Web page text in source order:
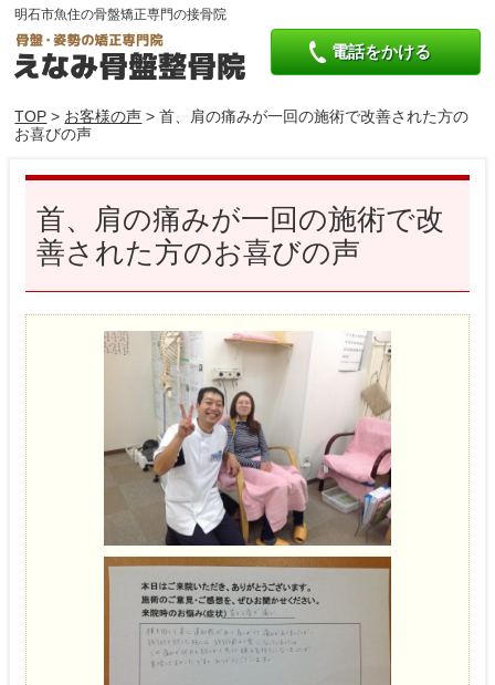
明石市魚住の骨盤矯正専門の接骨院
電話をかける
TOP > お客様の声 > 首、肩の痛みが一回の施術で改善された方の
お喜びの声
首、肩の痛みが一回の施術で改
善された方のお喜びの声